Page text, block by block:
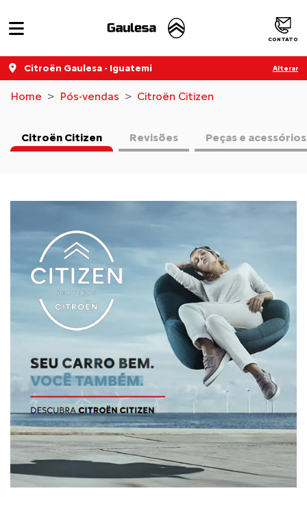
CONTATO
Citroën Gaulesa - Iguatemi Alterar
Home Pós-vendas Citroën Citizen
Citroën Citizen Revisões Peças e acessórios